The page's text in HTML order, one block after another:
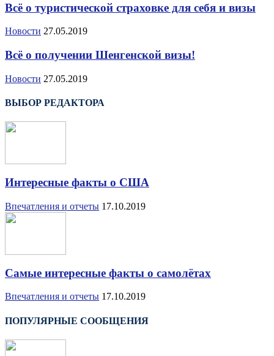
Всё о туристической страховке для себя и визы
Новости 27.05.2019
Всё о получении Шенгенской визы!
Новости 27.05.2019
ВЫБОР РЕДАКТОРА
Интересные факты о США
Впечатления и отчеты 17.10.2019
Самые интересные факты о самолётах
Впечатления и отчеты 17.10.2019
ПОПУЛЯРНЫЕ СООБЩЕНИЯ